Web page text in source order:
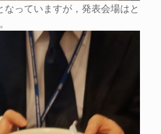
っていますが，発表会場はと